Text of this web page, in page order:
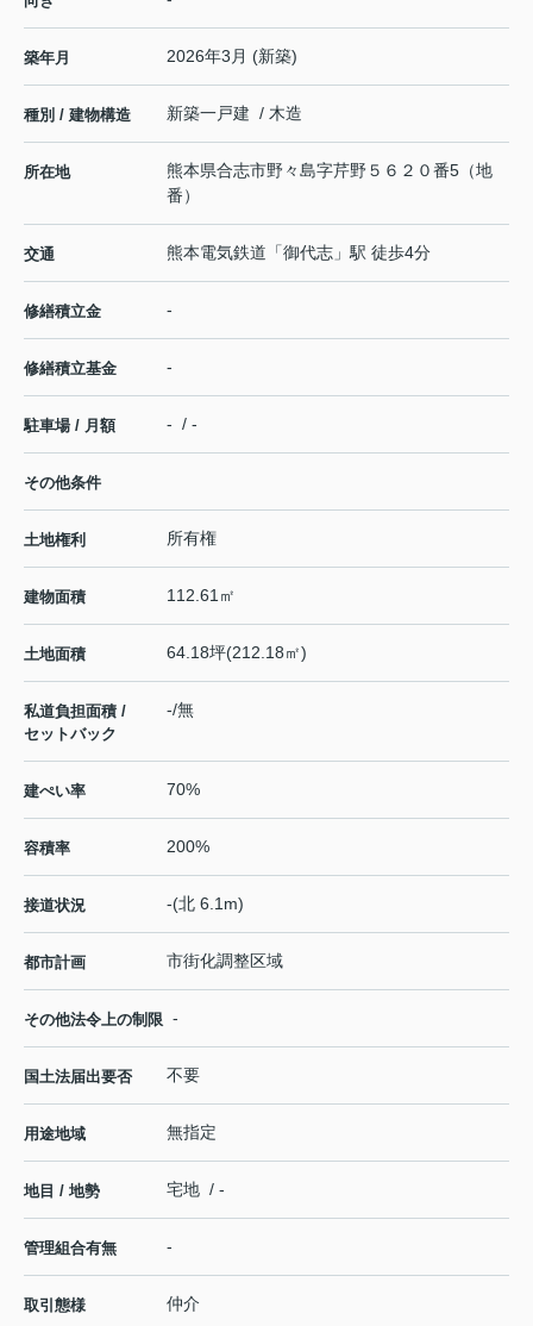
築年月 2026年3月 (新築)
種別 / 建物構造 新築一戸建 / 木造
所在地 熊本県合志市野々島字芹野５６２０番5（地
番）
交通 熊本電気鉄道 「御代志 」駅 徒歩4分
修繕積立金 -
修繕積立基金 -
駐車場 / 月額 - / -
その他条件
土地権利 所有権
建物面積 112.61㎡
土地面積 64.18坪(212.18㎡)
私道負担面積 /
セットバック
-/無
建ぺい率 70%
容積率 200%
接道状況 -(北 6.1m)
都市計画 市街化調整区域
その他法令上の制限 -
国土法届出要否 不要
用途地域 無指定
地目 / 地勢 宅地 / -
管理組合有無 -
取引態様 仲介